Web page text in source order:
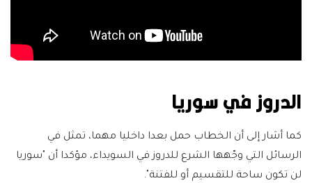
الدروز في سوريا
كما أشار إلى أن الخطاب حمل بعدا داخليا مهما، تمثل في
الرسائل التي وجّهها الشرع للدروز في السويداء، مؤكدا أن "سوريا
لن تكون ساحة للتقسيم أو للفتنة".